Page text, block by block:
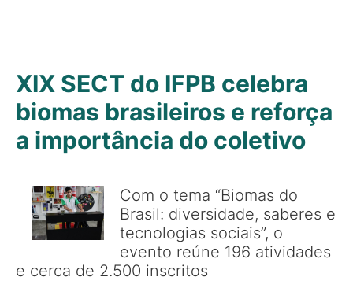
XIX SECT do IFPB celebra
biomas brasileiros e reforça
a importância do coletivo
Com o tema “Biomas do
Brasil: diversidade, saberes e
tecnologias sociais”, o
evento reúne 196 atividades
e cerca de 2.500 inscritos